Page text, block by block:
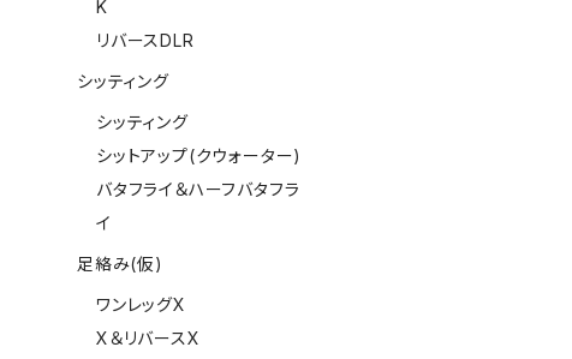
K
リバースDLR
シッティング
シッティング
シットアップ(クウォーター)
バタフライ＆ハーフバタフラ
イ
足絡み(仮)
ワンレッグX
X＆リバースX